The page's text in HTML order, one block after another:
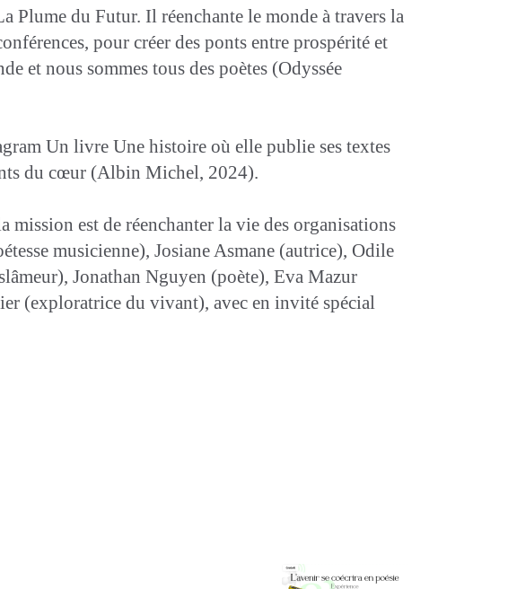
Plume du Futur. Il réenchante le monde à travers la
pour créer des ponts entre prospérité et
et nous sommes tous des poètes (Odyssée
Un livre Une histoire où elle publie ses textes
du cœur (Albin Michel, 2024).
mission est de réenchanter la vie des organisations
musicienne), Josiane Asmane (autrice), Odile
Jonathan Nguyen (poète), Eva Mazur
(exploratrice du vivant), avec en invité spécial